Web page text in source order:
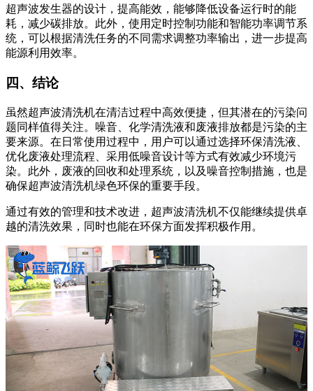
超声波发生器的设计，提高能效，能够降低设备运行时的能
耗，减少碳排放。此外，使用定时控制功能和智能功率调节系
统，可以根据清洗任务的不同需求调整功率输出，进一步提高
能源利用效率。
四、结论
虽然超声波清洗机在清洁过程中高效便捷，但其潜在的污染问
题同样值得关注。噪音、化学清洗液和废液排放都是污染的主
要来源。在日常使用过程中，用户可以通过选择环保清洗液、
优化废液处理流程、采用低噪音设计等方式有效减少环境污
染。此外，废液的回收和处理系统，以及噪音控制措施，也是
确保超声波清洗机绿色环保的重要手段。
通过有效的管理和技术改进，超声波清洗机不仅能继续提供卓
越的清洗效果，同时也能在环保方面发挥积极作用。